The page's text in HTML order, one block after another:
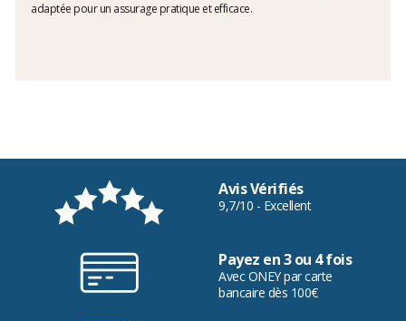
adaptée pour un assurage pratique et efficace.
Avis Vérifiés
9,7/10 - Excellent
Payez en 3 ou 4 fois
Avec ONEY par carte
bancaire dès 100€